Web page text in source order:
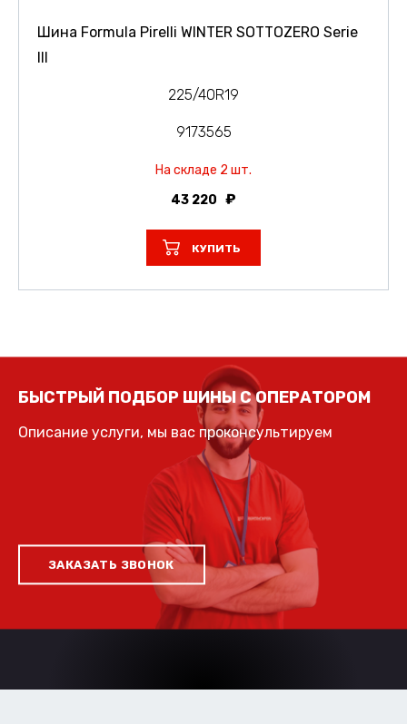
Шина Formula Pirelli WINTER SOTTOZERO Serie
III
225/40R19
9173565
На складе 2 шт.
43 220
КУПИТЬ
БЫСТРЫЙ ПОДБОР ШИНЫ С ОПЕРАТОРОМ
Описание услуги, мы вас проконсультируем
ЗАКАЗАТЬ ЗВОНОК